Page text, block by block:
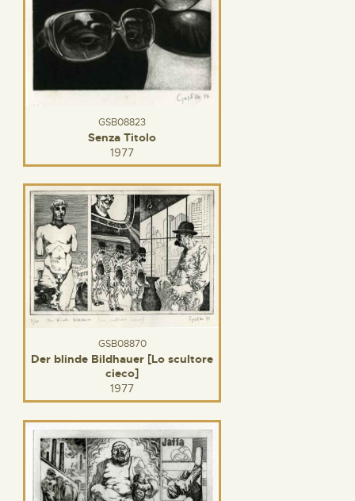
GSB08823
Senza Titolo
1977
GSB08870
Der blinde Bildhauer [Lo scultore
cieco]
1977